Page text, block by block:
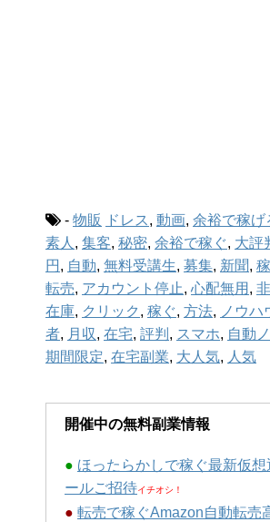
- 物販 ドレス , 動画, 余裕で稼げ
素人 , 集客, 秘密, 余裕で稼ぐ, 大評
円 , 自動, 無料受講生, 募集, 新聞,
転売, アカウント停止, 心配無用 ,
在庫, クリック , 稼ぐ, 方法, ノウハ
者, 月収, 在宅, 評判 , スマホ, 自動
期間限定, 在宅副業, 大人気, 人気
開催中の無料副業情報
● ほったらかしで稼ぐ最新仮想
ールご招待イチオシ！
● 転売で稼ぐAmazon自動転売